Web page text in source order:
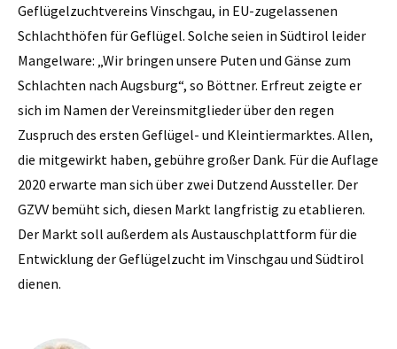
Geflügelzuchtvereins Vinschgau, in EU-zugelassenen
Schlachthöfen für Geflügel. Solche seien in Südtirol leider
Mangelware: „Wir bringen unsere Puten und Gänse zum
Schlachten nach Augsburg“, so Böttner. Erfreut zeigte er
sich im Namen der Vereinsmitglieder über den regen
Zuspruch des ersten Geflügel- und Kleintiermarktes. Allen,
die mitgewirkt haben, gebühre großer Dank. Für die Auflage
2020 erwarte man sich über zwei Dutzend Aussteller. Der
GZVV bemüht sich, diesen Markt langfristig zu etablieren.
Der Markt soll außerdem als Austauschplattform für die
Entwicklung der Geflügelzucht im Vinschgau und Südtirol
dienen.